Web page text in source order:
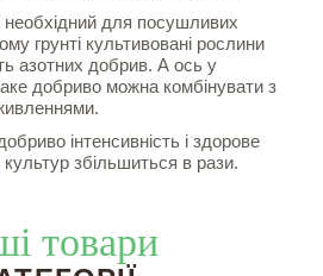
для посушливих
грунті культивовані рослини
азотних добрив. А ось у
добриво можна комбінувати з
інтенсивність і здорове
збільшиться в рази.
товари